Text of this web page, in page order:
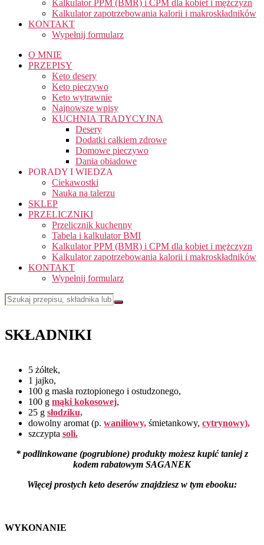
Kalkulator PPM (BMR) i CPM dla kobiet i mężczyzn
Kalkulator zapotrzebowania kalorii i makroskładników
KONTAKT
Wypełnij formularz
O MNIE
PRZEPISY
Keto desery
Keto pieczywo
Keto wytrawnie
Najnowsze wpisy
KUCHNIA TRADYCYJNA
Desery
Dodatki całkiem zdrowe
Domowe pieczywo
Dania obiadowe
PORADY I WIEDZA
Ciekawostki
Nauka na talerzu
SKLEP
PRZELICZNIKI
Przelicznik kuchenny
Tabela i kalkulator BMI
Kalkulator PPM (BMR) i CPM dla kobiet i mężczyzn
Kalkulator zapotrzebowania kalorii i makroskładników
KONTAKT
Wypełnij formularz
SKŁADNIKI
5 żółtek,
1 jajko,
100 g masła roztopionego i ostudzonego,
100 g mąki kokosowej,
25 g słodziku,
dowolny aromat (p. waniliowy, śmietankowy, cytrynowy),
szczypta soli.
* podlinkowane (pogrubione) produkty możesz kupić taniej z
kodem rabatowym SAGANEK
Więcej prostych keto deserów znajdziesz w tym ebooku:
WYKONANIE